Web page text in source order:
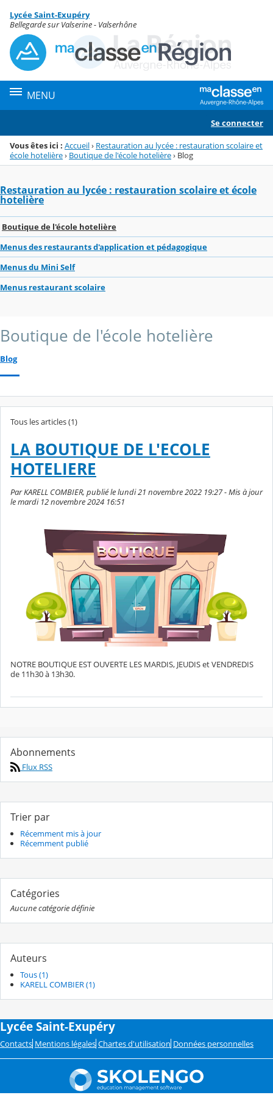
Menu de la rubrique
Contenu
Lycée Saint-Exupéry
Bellegarde sur Valserine - Valserhône
MENU
Se connecter
Vous êtes ici : Accueil› Restauration au lycée : restauration scolaire et
école hotelière› Boutique de l'école hotelière› Blog
Restauration au lycée : restauration scolaire et école
hotelière
Boutique de l'école hotelière
Menus des restaurants d'application et pédagogique
Menus du Mini Self
Menus restaurant scolaire
Boutique de l'école hotelière
Blog
Tous les articles (1)
LA BOUTIQUE DE L'ECOLE
HOTELIERE
Par KARELL COMBIER, publié le lundi 21 novembre 2022 19:27 - Mis à jour
le mardi 12 novembre 2024 16:51
NOTRE BOUTIQUE EST OUVERTE LES MARDIS, JEUDIS et VENDREDIS
de 11h30 à 13h30.
Abonnements
Flux RSS
Trier par
Récemment mis à jour
Récemment publié
Catégories
Aucune catégorie définie
Auteurs
Tous (1)
KARELL COMBIER (1)
Lycée Saint-Exupéry
Contacts Mentions légales Chartes d'utilisation Données personnelles